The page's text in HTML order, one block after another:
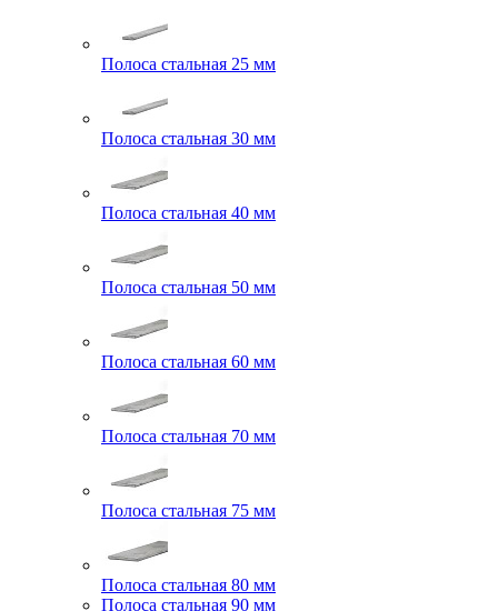
Полоса стальная 25 мм
Полоса стальная 30 мм
Полоса стальная 40 мм
Полоса стальная 50 мм
Полоса стальная 60 мм
Полоса стальная 70 мм
Полоса стальная 75 мм
Полоса стальная 80 мм
Полоса стальная 90 мм